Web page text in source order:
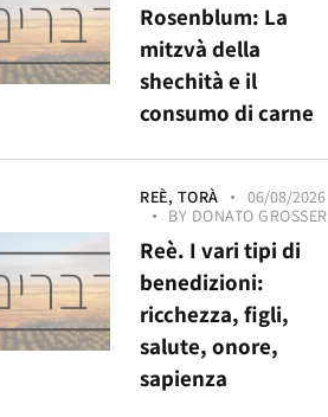
Rosenblum: La
mitzvà della
shechità e il
consumo di carne
REÈ, TORÀ
06/08/2026
BY DONATO GROSSER
Reè. I vari tipi di
benedizioni:
ricchezza, figli,
salute, onore,
sapienza